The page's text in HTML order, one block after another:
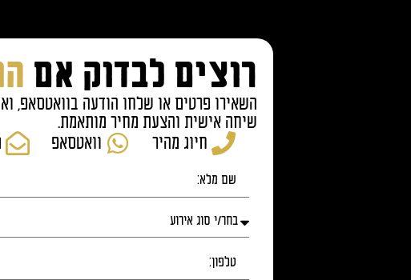
רוצים לבדוק אם
השאירו פרטים או שלחו הודעה בוואטסאפ,
שיחה אישית והצעת מחיר מותאמת.
חיוג מהיר
וואטסאפ